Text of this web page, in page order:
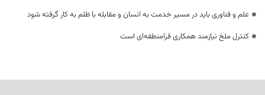
علم و فناوری باید در مسیر خدمت به انسان و مقابله با ظلم به کار گرفته شود
کنترل ملخ نیازمند همکاری فرامنطقه‌ای است